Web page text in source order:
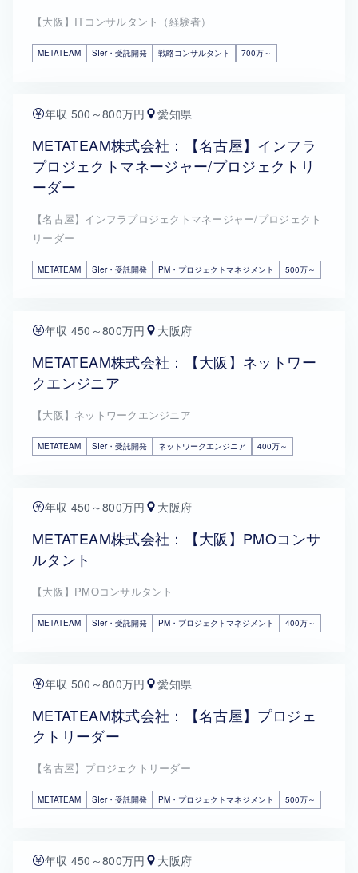
【大阪】ITコンサルタント（経験者）
METATEAM SIer・受託開発 戦略コンサルタント 700万～
年収 500～800万円 愛知県
METATEAM株式会社：【名古屋】インフラ
プロジェクトマネージャー/プロジェクトリ
ーダー
【名古屋】インフラプロジェクトマネージャー/プロジェクト
リーダー
METATEAM SIer・受託開発 PM・プロジェクトマネジメント 500万～
年収 450～800万円 大阪府
METATEAM株式会社：【大阪】ネットワー
クエンジニア
【大阪】ネットワークエンジニア
METATEAM SIer・受託開発 ネットワークエンジニア 400万～
年収 450～800万円 大阪府
METATEAM株式会社：【大阪】PMOコンサ
ルタント
【大阪】PMOコンサルタント
METATEAM SIer・受託開発 PM・プロジェクトマネジメント 400万～
年収 500～800万円 愛知県
METATEAM株式会社：【名古屋】プロジェ
クトリーダー
【名古屋】プロジェクトリーダー
METATEAM SIer・受託開発 PM・プロジェクトマネジメント 500万～
年収 450～800万円 大阪府